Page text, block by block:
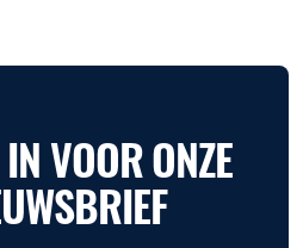
VOOR ONZE